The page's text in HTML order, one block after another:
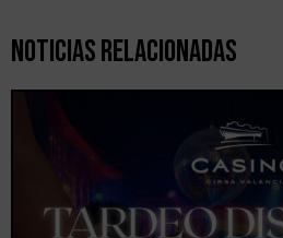
Noticias Relacionadas